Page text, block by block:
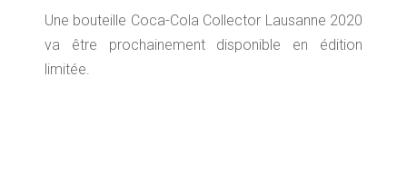
Une bouteille Coca-Cola Collector Lausanne 2020
va être prochainement disponible en édition
limitée.